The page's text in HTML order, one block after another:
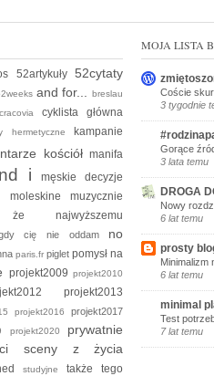
52artykuły52cytaty
and for...breslau
cracoviacyklistagłówna
hermetyczne kampanie
kościółmanifa
imęskie decyzje
moleskinemuzycznie
żenajwyższemu
cię nie oddam no
paris.fr pigletpomysł na
projekt2009projekt2010
projekt2013
projekt2016projekt2017
projekt2020 prywatnie
sceny z życia
studyjnetakże tego
MOJA LISTA
Coście
3 tygodnie
Gorące
3 lata temu
DROGA
Nowy
6 lat temu
prosty
Minimalizm
6 lat temu
minimal
Test
7 lat temu